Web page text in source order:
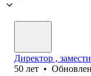
Директор ,
50 лет •